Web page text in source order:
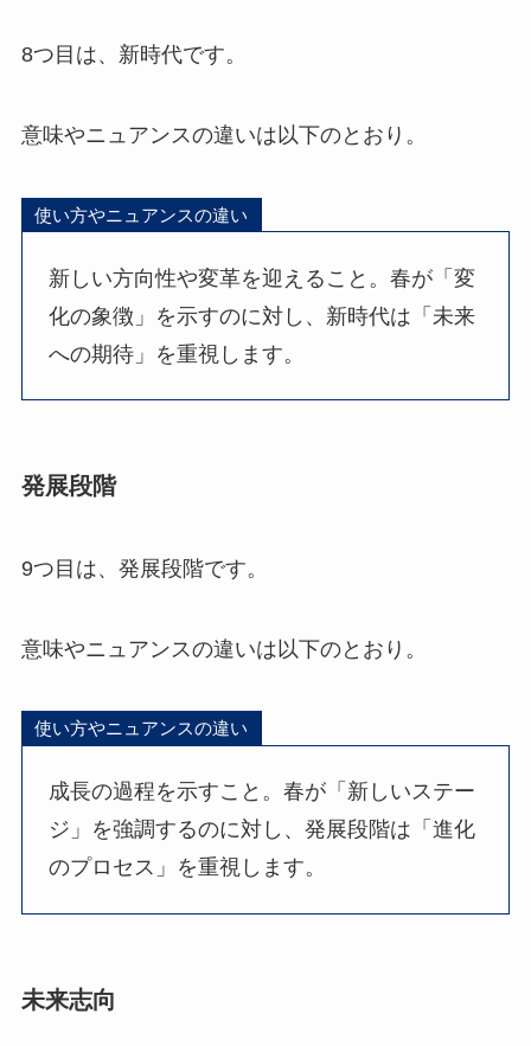
8つ目は、新時代です。
意味やニュアンスの違いは以下のとおり。
使い方やニュアンスの違い
新しい方向性や変革を迎えること。春が「変
化の象徴」を示すのに対し、新時代は「未来
への期待」を重視します。
発展段階
9つ目は、発展段階です。
意味やニュアンスの違いは以下のとおり。
使い方やニュアンスの違い
成長の過程を示すこと。春が「新しいステー
ジ」を強調するのに対し、発展段階は「進化
のプロセス」を重視します。
未来志向